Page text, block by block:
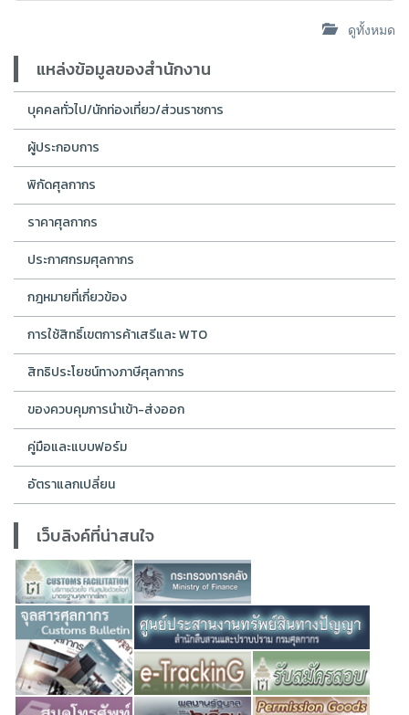
ดูทั้งหมด
แหล่งข้อมูลของสำนักงาน
บุคคลทั่วไป/นักท่องเที่ยว/ส่วนราชการ
ผู้ประกอบการ
พิกัดศุลกากร
ราคาศุลกากร
ประกาศกรมศุลกากร
กฎหมายที่เกี่ยวข้อง
การใช้สิทธิ์เขตการค้าเสรีและ WTO
สิทธิประโยชน์ทางภาษีศุลกากร
ของควบคุมการนำเข้า-ส่งออก
คู่มือและแบบฟอร์ม
อัตราแลกเปลี่ยน
เว็บลิงค์ที่น่าสนใจ